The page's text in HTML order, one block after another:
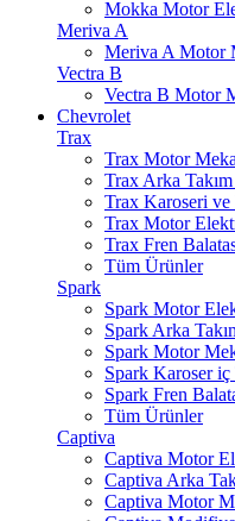
Mokka Motor
Meriva A
Meriva A Motor
Vectra B
Vectra B Motor
Chevrolet
Trax
Trax Motor
Trax Arka
Trax Karoseri
Trax Motor
Trax Fren
Tüm Ürünler
Spark
Spark Motor
Spark Arka
Spark Motor
Spark Karoser
Spark Fren
Tüm Ürünler
Captiva
Captiva Motor
Captiva Arka
Captiva Motor